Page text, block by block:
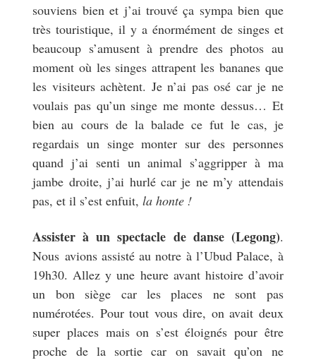
souviens bien et j’ai trouvé ça sympa bien que
très touristique, il y a énormément de singes et
beaucoup s’amusent à prendre des photos au
moment où les singes attrapent les bananes que
les visiteurs achètent. Je n’ai pas osé car je ne
voulais pas qu’un singe me monte dessus… Et
bien au cours de la balade ce fut le cas, je
regardais un singe monter sur des personnes
quand j’ai senti un animal s’aggripper à ma
jambe droite, j’ai hurlé car je ne m’y attendais
pas, et il s’est enfuit,la honte !
Assister à un spectacle de danse (Legong).
Nous avions assisté au notre à l’Ubud Palace, à
19h30. Allez y une heure avant histoire d’avoir
un bon siège car les places ne sont pas
numérotées. Pour tout vous dire, on avait deux
super places mais on s’est éloignés pour être
proche de la sortie car on savait qu’on ne